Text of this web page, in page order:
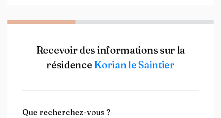
Recevoir des informations sur la
résidence Korian le Saintier
Que recherchez-vous ?